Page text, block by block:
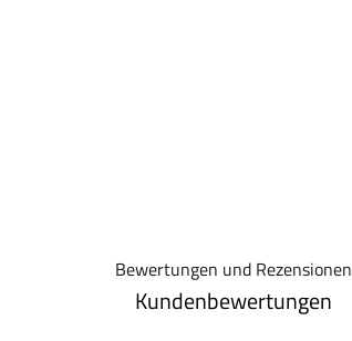
Bewertungen und Rezensionen
Kundenbewertungen